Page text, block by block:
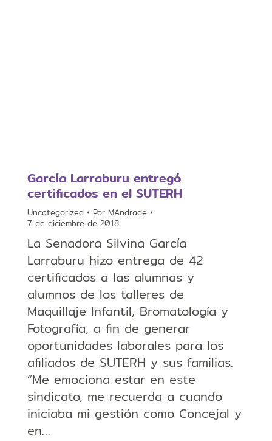
García Larraburu entregó
certificados en el SUTERH
Uncategorized Por MAndrade
7 de diciembre de 2018
La Senadora Silvina García
Larraburu hizo entrega de 42
certificados a las alumnas y
alumnos de los talleres de
Maquillaje Infantil, Bromatología y
Fotografía, a fin de generar
oportunidades laborales para los
afiliados de SUTERH y sus familias.
“Me emociona estar en este
sindicato, me recuerda a cuando
iniciaba mi gestión como Concejal y
en…